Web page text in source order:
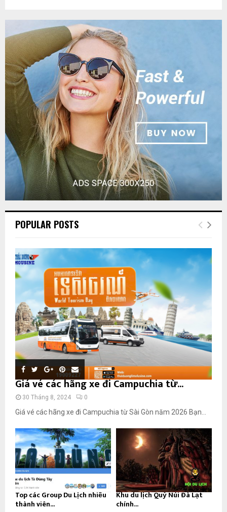
POPULAR POSTS
Giá vé các hãng xe đi Campuchia từ...
30 Tháng 8, 2024 0
Giá vé các hãng xe đi Campuchia từ Sài Gòn năm 2026 Bạn...
Top các Group Du Lịch nhiều
thành viên...
Khu du lịch Quỷ Núi Đà Lạt
chính...